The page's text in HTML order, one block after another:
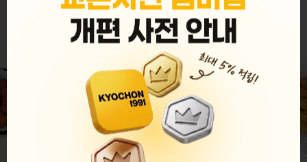
MENU